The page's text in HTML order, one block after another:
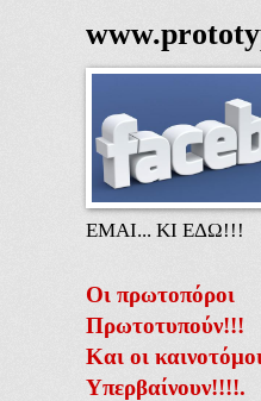
ΕΜΑΙ... ΚΙ ΕΔΩ!!!
Οι πρωτοπόροι
Πρωτοτυπούν!!!
Και οι
Υπερβαίνουν!!!!.